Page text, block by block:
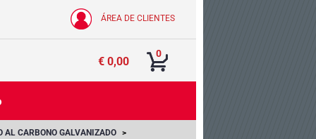
ÁREA DE CLIENTES
0
€ 0,00
AL CARBONO GALVANIZADO